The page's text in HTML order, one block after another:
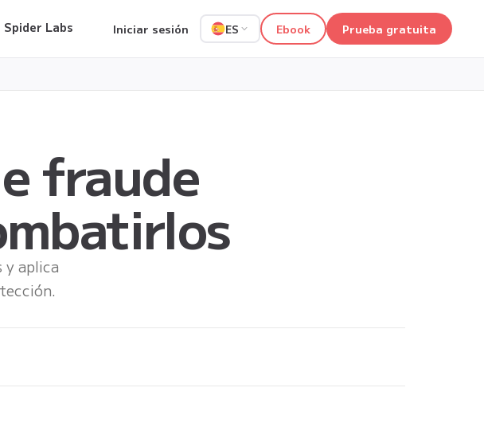
Spider Labs Iniciar sesión ES Ebook Prueba gratuita
fraude
aplica